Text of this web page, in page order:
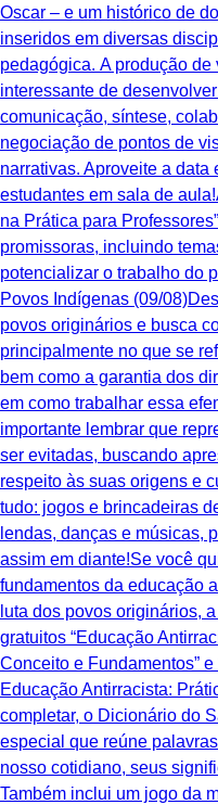
Oscar – e um histórico de
inseridos em diversas
pedagógica. A produção de
interessante de
comunicação, síntese,
negociação de pontos de
narrativas. Aproveite a data
estudantes em sala de
na Prática para
promissoras, incluindo
potencializar o trabalho do
Povos Indígenas (09/
povos originários e busca
principalmente no que se
bem como a garantia dos
em como trabalhar essa
importante lembrar que
ser evitadas, buscando
respeito às suas origens e
tudo: jogos e brincadeiras
lendas, danças e músicas,
assim em diante!Se você
fundamentos da educação
luta dos povos originários,
gratuitos “Educação
Conceito e Fundamentos”
Educação Antirracista:
completar, o Dicionário do
especial que reúne
nosso cotidiano, seus
Também inclui um jogo da